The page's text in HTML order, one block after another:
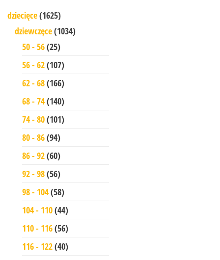
dziecięce(1625)
dziewczęce(1034)
50 - 56(25)
56 - 62(107)
62 - 68(166)
68 - 74(140)
74 - 80(101)
80 - 86(94)
86 - 92(60)
92 - 98(56)
98 - 104(58)
104 - 110(44)
110 - 116(56)
116 - 122(40)